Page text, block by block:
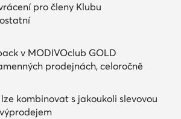
pro členy Klubu
v MODIVOclub GOLD
prodejnách, celoročně
kombinovat s jakoukoli slevovou